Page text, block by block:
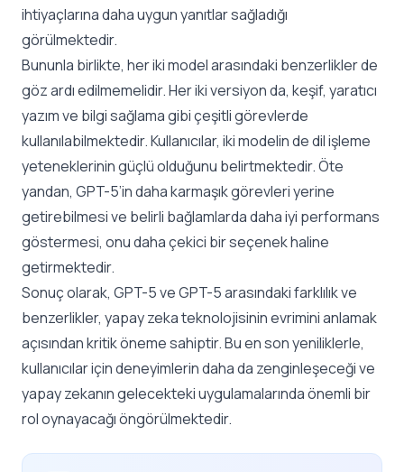
ihtiyaçlarına daha uygun yanıtlar sağladığı
görülmektedir.
Bununla birlikte, her iki model arasındaki benzerlikler de
göz ardı edilmemelidir. Her iki versiyon da, keşif, yaratıcı
yazım ve bilgi sağlama gibi çeşitli görevlerde
kullanılabilmektedir. Kullanıcılar, iki modelin de dil işleme
yeteneklerinin güçlü olduğunu belirtmektedir. Öte
yandan, GPT-5’in daha karmaşık görevleri yerine
getirebilmesi ve belirli bağlamlarda daha iyi performans
göstermesi, onu daha çekici bir seçenek haline
getirmektedir.
Sonuç olarak, GPT-5 ve GPT-5 arasındaki farklılık ve
benzerlikler, yapay zeka teknolojisinin evrimini anlamak
açısından kritik öneme sahiptir. Bu en son yeniliklerle,
kullanıcılar için deneyimlerin daha da zenginleşeceği ve
yapay zekanın gelecekteki uygulamalarında önemli bir
rol oynayacağı öngörülmektedir.